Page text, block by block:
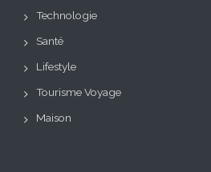
Technologie
Santé
Lifestyle
Tourisme Voyage
Maison